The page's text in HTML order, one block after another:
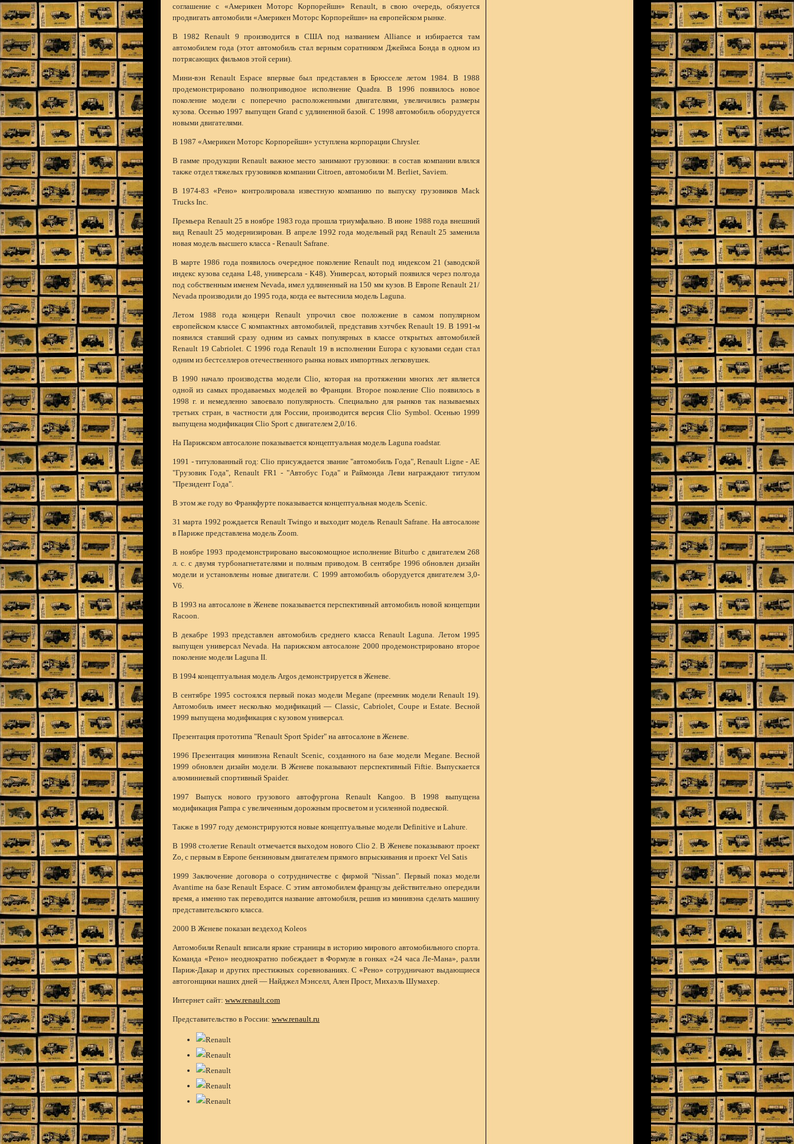
соглашение с «Америкен Моторс Корпорейшн» Renault, в свою очередь, обязуется
продвигать автомобили «Америкен Моторс Корпорейшн» на европейском рынке.
В 1982 Renault 9 производится в США под названием Alliance и избирается там
автомобилем года (этот автомобиль стал верным соратником Джеймса Бонда в одном из
потрясающих фильмов этой серии).
Мини-вэн Renault Espace впервые был представлен в Брюсселе летом 1984. В 1988
продемонстрировано полноприводное исполнение Quadra. В 1996 появилось новое
поколение модели с поперечно расположенными двигателями, увеличились размеры
кузова. Осенью 1997 выпущен Grand с удлиненной базой. С 1998 автомобиль оборудуется
новыми двигателями.
В 1987 «Америкен Моторс Корпорейшн» уступлена корпорации Chrysler.
В гамме продукции Renault важное место занимают грузовики: в состав компании влился
также отдел тяжелых грузовиков компании Citroen, автомобили M. Berliet, Saviem.
В 1974-83 «Рено» контролировала известную компанию по выпуску грузовиков Mack
Trucks Inc.
Премьера Renault 25 в ноябре 1983 года прошла триумфально. В июне 1988 года внешний
вид Renault 25 модернизирован. В апреле 1992 года модельный ряд Renault 25 заменила
новая модель высшего класса - Renault Safrane.
В марте 1986 года появилось очередное поколение Renault под индексом 21 (заводской
индекс кузова седана L48, универсала - К48). Универсал, который появился через полгода
под собственным именем Nevada, имел удлиненный на 150 мм кузов. В Европе Renault 21/
Nevada производили до 1995 года, когда ее вытеснила модель Laguna.
Летом 1988 года концерн Renault упрочил свое положение в самом популярном
европейском классе С компактных автомобилей, представив хэтчбек Renault 19. В 1991-м
появился ставший сразу одним из самых популярных в классе открытых автомобилей
Renault 19 Cabriolet. С 1996 года Renault 19 в исполнении Europa с кузовами седан стал
одним из бестселлеров отечественного рынка новых импортных легковушек.
В 1990 начало производства модели Clio, которая на протяжении многих лет является
одной из самых продаваемых моделей во Франции. Второе поколение Clio появилось в
1998 г. и немедленно завоевало популярность. Специально для рынков так называемых
третьих стран, в частности для России, производится версия Clio Symbol. Осенью 1999
выпущена модификация Clio Sport с двигателем 2,0/16.
На Парижском автосалоне показывается концептуальная модель Laguna roadstar.
1991 - титулованный год: Clio присуждается звание "автомобиль Года", Renault Ligne - AE
"Грузовик Года", Renault FR1 - "Автобус Года" и Раймонда Леви награждают титулом
"Президент Года".
В этом же году во Франкфурте показывается концептуальная модель Scenic.
31 марта 1992 рождается Renault Twingo и выходит модель Renault Safrane. На автосалоне
в Париже представлена модель Zoom.
В ноябре 1993 продемонстрировано высокомощное исполнение Biturbo с двигателем 268
л. с. с двумя турбонагнетателями и полным приводом. В сентябре 1996 обновлен дизайн
модели и установлены новые двигатели. С 1999 автомобиль оборудуется двигателем 3,0-
V6.
В 1993 на автосалоне в Женеве показывается перспективный автомобиль новой концепции
Racoon.
В декабре 1993 представлен автомобиль среднего класса Renault Laguna. Летом 1995
выпущен универсал Nevada. На парижском автосалоне 2000 продемонстрировано второе
поколение модели Laguna II.
В 1994 концептуальная модель Argos демонстрируется в Женеве.
В сентябре 1995 состоялся первый показ модели Megane (преемник модели Renault 19).
Автомобиль имеет несколько модификаций — Classic, Cabriolet, Coupe и Estate. Весной
1999 выпущена модификация с кузовом универсал.
Презентация прототипа "Renault Sport Spider" на автосалоне в Женеве.
1996 Презентация минивэна Renault Scenic, созданного на базе модели Megane. Весной
1999 обновлен дизайн модели. В Женеве показывают перспективный Fiftie. Выпускается
алюминиевый спортивный Spaider.
1997 Выпуск нового грузового автофургона Renault Kangoo. В 1998 выпущена
модификация Pampa с увеличенным дорожным просветом и усиленной подвеской.
Также в 1997 году демонстрируются новые концептуальные модели Definitive и Lahure.
В 1998 столетие Renault отмечается выходом нового Clio 2. В Женеве показывают проект
Zo, с первым в Европе бензиновым двигателем прямого впрыскивания и проект Vel Satis
1999 Заключение договора о сотрудничестве с фирмой "Nissan". Первый показ модели
Avantime на базе Renault Espace. С этим автомобилем французы действительно опередили
время, а именно так переводится название автомобиля, решив из минивэна сделать машину
представительского класса.
2000 В Женеве показан вездеход Koleos
Автомобили Renault вписали яркие страницы в историю мирового автомобильного спорта.
Команда «Рено» неоднократно побеждает в Формуле в гонках «24 часа Ле-Мана», ралли
Париж-Дакар и других престижных соревнованиях. С «Рено» сотрудничают выдающиеся
автогонщики наших дней — Найджел Мэнселл, Ален Прост, Михаэль Шумахер.
Интернет сайт: www.renault.com
Представительство в России: www.renault.ru